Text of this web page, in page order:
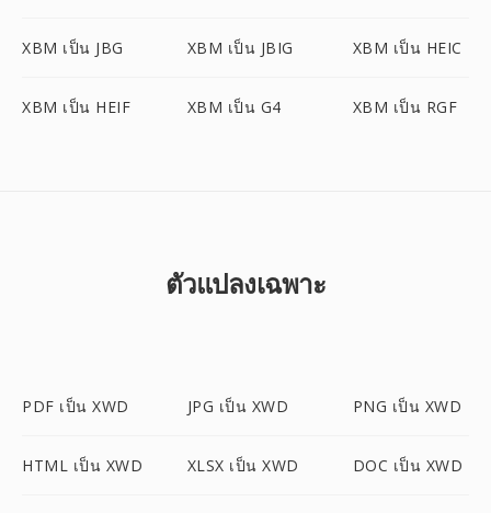
XBM เป็น JBG XBM เป็น JBIG XBM เป็น HEIC
XBM เป็น HEIF XBM เป็น G4 XBM เป็น RGF
ตัวแปลงเฉพาะ
PDF เป็น XWD JPG เป็น XWD PNG เป็น XWD
HTML เป็น XWD XLSX เป็น XWD DOC เป็น XWD